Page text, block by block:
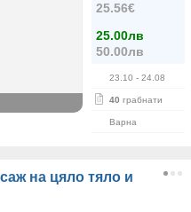
25.56€
25.00лв
50.00лв
23.10 - 24.08
40 грабнати
Варна
на цяло тяло и